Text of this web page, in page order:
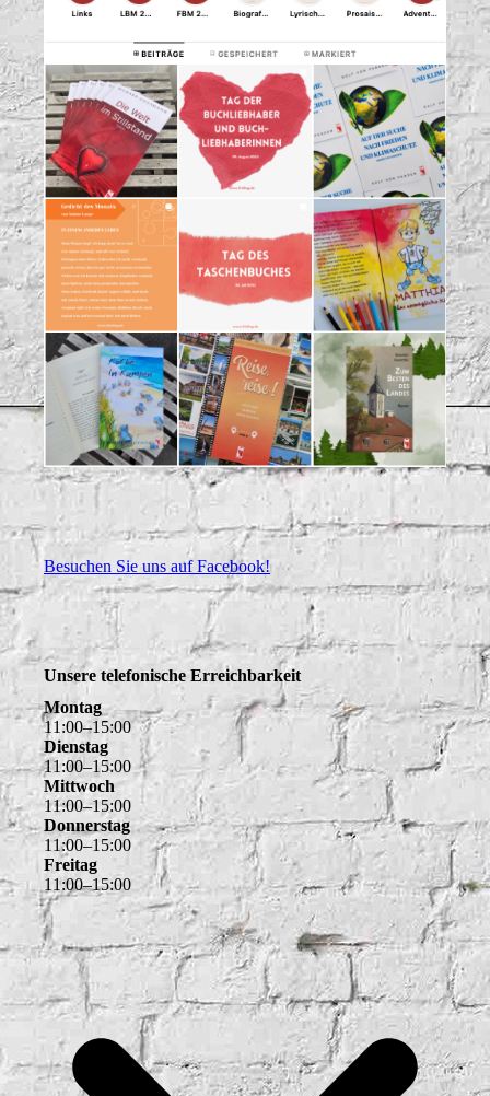
Besuchen Sie uns auf Facebook!
Unsere telefonische Erreichbarkeit
Montag
11 :00–15:00
Dienstag
11:00–15:00
Mittwoch
11:00–15:00
Donnerstag
11:00–15:00
Freitag
11:00–15:00